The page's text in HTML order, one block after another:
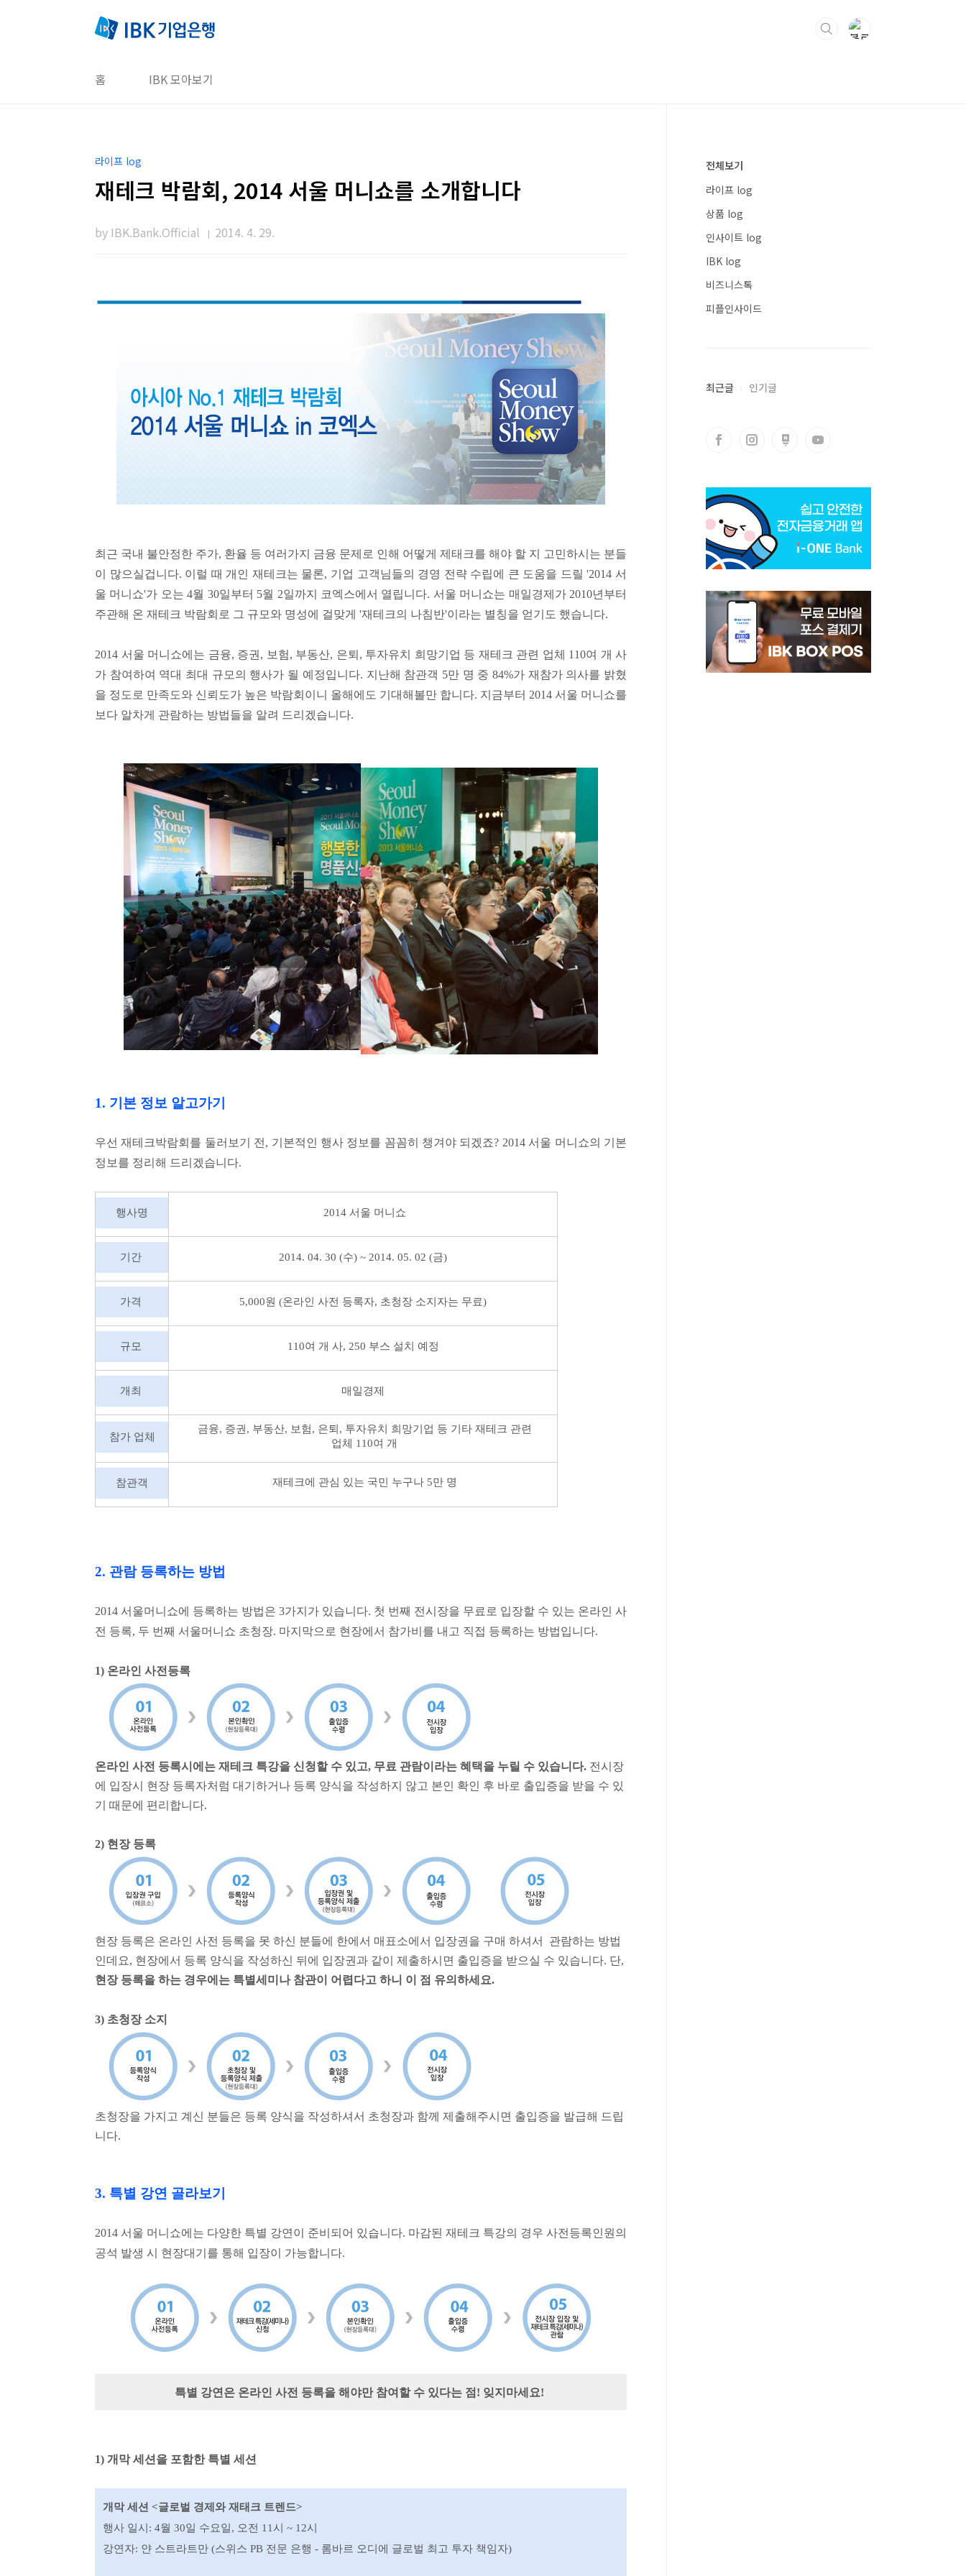
홈 IBK 모아보기
라이프 log
재테크 박람회, 2014 서울 머니쇼를 소개합니다
by IBK.Bank.Official 2014. 4. 29.
최근 국내 불안정한 주가, 환율 등 여러가지 금융 문제로 인해 어떻게 제태크를 해야 할 지 고민하시는 분들
이 많으실겁니다. 이럴 때 개인 재테크는 물론, 기업 고객님들의 경영 전략 수립에 큰 도움을 드릴 '2014 서
울 머니쇼'가 오는 4월 30일부터 5월 2일까지 코엑스에서 열립니다. 서울 머니쇼는 매일경제가 2010년부터
주관해 온 재테크 박람회로 그 규모와 명성에 걸맞게 '재테크의 나침반'이라는 별칭을 얻기도 했습니다.
2014 서울 머니쇼에는 금융, 증권, 보험, 부동산, 은퇴, 투자유치 희망기업 등 재테크 관련 업체 110여 개 사
가 참여하여 역대 최대 규모의 행사가 될 예정입니다. 지난해 참관객 5만 명 중 84%가 재참가 의사를 밝혔
을 정도로 만족도와 신뢰도가 높은 박람회이니 올해에도 기대해볼만 합니다. 지금부터 2014 서울 머니쇼를
보다 알차게 관람하는 방법들을 알려 드리겠습니다.
1. 기본 정보 알고가기
우선 재테크박람회를 둘러보기 전 , 기본적인 행사 정보를 꼼꼼히 챙겨야 되겠죠? 2014 서울 머니쇼의 기본
정보를 정리해 드리겠습니다.
행사명 2014 서울 머니쇼
기간 2014. 04. 30 (수) ~ 2014. 05. 02 (금)
가격 5,000원 (온라인 사전 등록자, 초청장 소지자는 무료)
규모 110여 개 사, 250 부스 설치 예정
개최 매일경제
참가 업체
금융, 증권 , 부동산, 보험, 은퇴 , 투자유치 희망기업 등 기타 재테크 관련
업체
110여 개
참관객 재테크에 관심 있는 국민 누구나5만 명
2. 관람 등록하는 방법
2014 서울머니쇼에 등록하는 방법은 3가지가 있습니다. 첫 번째 전시장을 무료로 입장할 수 있는 온라인 사
전 등록, 두 번째 서울머니쇼 초청장. 마지막으로 현장에서 참가비를 내고 직접 등록하는 방법입니다.
1) 온라인 사전등록
온라인 사전 등록시에는 재테크 특강을 신청할 수 있고, 무료 관람이라는 혜택을 누릴 수 있습니다. 전시장
에 입장시 현장 등록자처럼 대기하거나 등록 양식을 작성하지 않고 본인 확인 후 바로 출입증을 받을 수 있
기 때문에 편리합니다.
2) 현장 등록
현장 등록은 온라인 사전 등록을 못 하신 분들에 한에서 매표소에서 입장권을 구매 하셔서 관람하는 방법
인데요, 현장에서 등록 양식을 작성하신 뒤에 입장권과 같이 제출하시면 출입증을 받으실 수 있습니다. 단,
현장 등록을 하는 경우에는 특별세미나 참관이 어렵다고 하니 이 점 유의하세요.
3) 초청장 소지
초청장을 가지고 계신 분들은 등록 양식을 작성하셔서 초청장과 함께 제출해주시면 출입증을 발급해 드립
니다.
3. 특별 강연 골라보기
2014 서울 머니쇼에는 다양한 특별 강연이 준비되어 있습니다. 마감된 재테크 특강의 경우 사전등록인원의
공석 발생 시 현장대기를 통해 입장이 가능합니다.
특별 강연은 온라인 사전 등록을 해야만 참여할 수 있다는 점! 잊지마세요!
1) 개막 세션을 포함한 특별 세션
개막 세션 <글로벌 경제와 재태크 트렌드>
행사 일시: 4월 30일 수요일, 오전 11시 ~ 12시
강연자: 얀 스트라트만 (스위스 PB 전문 은행 - 롬바르 오디에 글로벌 최고 투자 책임자)
전체보기
라이프 log
상품 log
인사이트 log
IBK log
비즈니스톡
피플인사이드
최근글 인기글